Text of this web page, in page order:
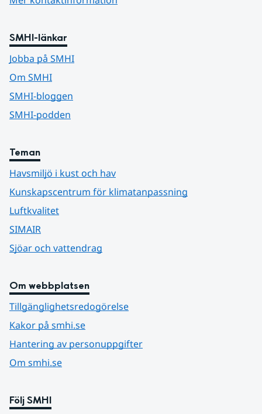
SMHI-länkar
Jobba på SMHI
Om SMHI
SMHI-bloggen
SMHI-podden
Teman
Havsmiljö i kust och hav
Kunskapscentrum för klimatanpassning
Luftkvalitet
SIMAIR
Sjöar och vattendrag
Om webbplatsen
Tillgänglighetsredogörelse
Kakor på smhi.se
Hantering av personuppgifter
Om smhi.se
Följ SMHI